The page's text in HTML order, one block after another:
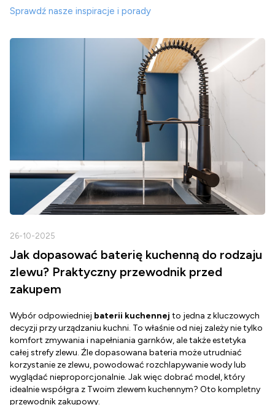
Sprawdź nasze inspiracje i porady
26-10-2025
Jak dopasować baterię kuchenną do rodzaju
zlewu? Praktyczny przewodnik przed
zakupem
Wybór odpowiedniej baterii kuchennej to jedna z kluczowych
decyzji przy urządzaniu kuchni. To właśnie od niej zależy nie tylko
komfort zmywania i napełniania garnków, ale także estetyka
całej strefy zlewu. Źle dopasowana bateria może utrudniać
korzystanie ze zlewu, powodować rozchlapywanie wody lub
wyglądać nieproporcjonalnie. Jak więc dobrać model, który
idealnie współgra z Twoim zlewem kuchennym? Oto kompletny
przewodnik zakupowy.